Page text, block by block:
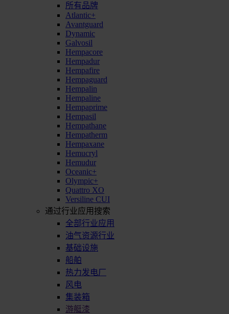
所有品牌
Atlantic+
Avantguard
Dynamic
Galvosil
Hempacore
Hempadur
Hempafire
Hempaguard
Hempalin
Hempaline
Hempaprime
Hempasil
Hempathane
Hempatherm
Hempaxane
Hemucryl
Hemudur
Oceanic+
Olympic+
Quattro XO
Versiline CUI
通过行业应用搜索
全部行业应用
油气资源行业
基础设施
船舶
热力发电厂
风电
集装箱
游艇漆